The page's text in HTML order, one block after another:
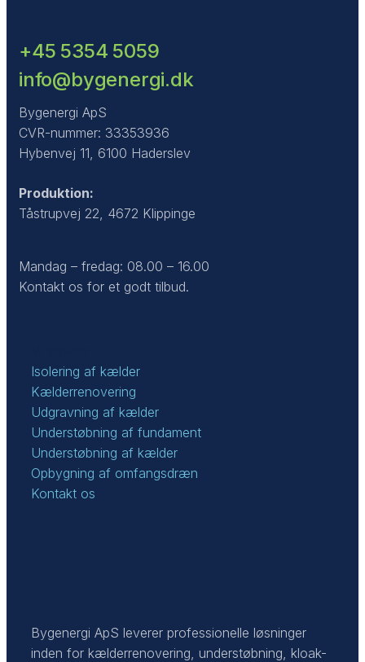
+45 5354 5059
info@bygenergi.dk
Bygenergi ApS
CVR-nummer: 33353936
Hybenvej 11, 6100 Haderslev
Produktion:
Tåstrupvej 22, 4672 Klippinge
Mandag – fredag: 08.00 – 16.00
Kontakt os for et godt tilbud.
Isolering af kælder
Kælderrenovering
Udgravning af kælder
Understøbning af fundament
Understøbning af kælder
Opbygning af omfangsdræn
Kontakt os
Bygenergi ApS leverer professionelle løsninger
inden for kælderrenovering, understøbning, kloak-